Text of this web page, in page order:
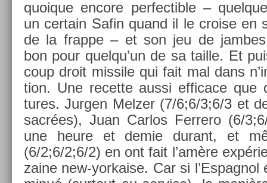
quoique en­core per­fec­tible –
un cer­tain Safin quand il le cro­ise en
de la frap­pe – et son jeu de
bon pour quel­qu’un de sa tail­le. Et
coup droit mis­sile qui fait mal dans
tion. Une re­cet­te aussi ef­ficace que
tures. Jurg­en Melz­er (7/6;6/3;6/3 et
sacrées), Juan Car­los Fer­rero (6/
une heure et demie durant, et
(6/2;6/2;6/2) en ont fait l’amère
zaine new-yorkaise. Car si